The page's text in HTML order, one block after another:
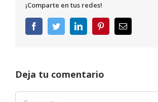
¡Comparte en tus redes!
FacebookTwitterLinkedInPinterestCorreo
electrónico
Deja tu comentario
Comentar